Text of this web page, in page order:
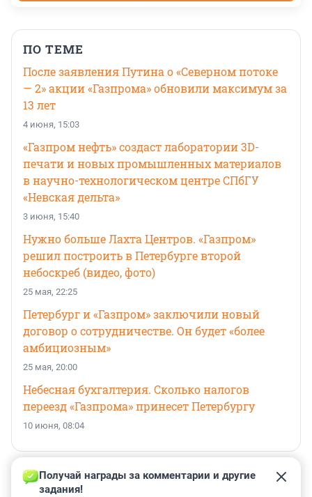
ПО ТЕМЕ
После заявления Путина о «Северном потоке
— 2» акции «Газпрома» обновили максимум за
13 лет
4 июня, 15:03
«Газпром нефть» создаст лаборатории 3D-
печати и новых промышленных материалов
в научно-технологическом центре СПбГУ
«Невская дельта»
3 июня, 15:40
Нужно больше Лахта Центров. «Газпром»
решил построить в Петербурге второй
небоскреб (видео, фото)
25 мая, 22:25
Петербург и «Газпром» заключили новый
договор о сотрудничестве. Он будет «более
амбициозным»
25 мая, 20:00
Небесная бухгалтерия. Сколько налогов
переезд «Газпрома» принесет Петербургу
10 июня, 08:04
Получай награды за комментарии и другие
задания!